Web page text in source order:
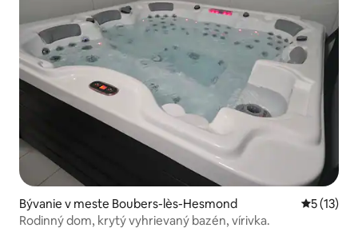
Bývanie v meste Boubers-lès-Hesmond
5 (13)
Rodinný dom, krytý vyhrievaný bazén, vírivka.